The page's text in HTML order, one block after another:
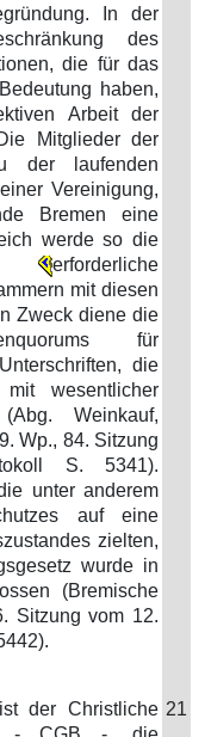
In der
des
die für das
haben,
Arbeit der
Mitglieder der
der laufenden
Vereinigung,
Bremen eine
werde so die
erforderliche
mit diesen
Zweck diene die
für
die
mit wesentlicher
Weinkauf,
Wp., 84. Sitzung
S. 5341).
unter anderem
auf eine
zielten,
wurde in
(Bremische
Sitzung vom 12.
der Christliche 21